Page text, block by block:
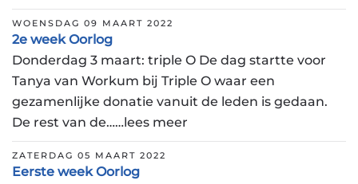
WOENSDAG 09 MAART 2022
2e week Oorlog
Donderdag 3 maart: triple O De dag startte voor
Tanya van Workum bij Triple O waar een
gezamenlijke donatie vanuit de leden is gedaan.
De rest van de……lees meer
ZATERDAG 05 MAART 2022
Eerste week Oorlog